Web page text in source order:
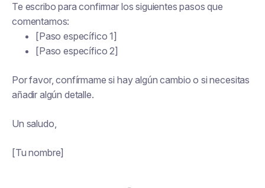
Te escribo para confirmar los siguientes pasos que
comentamos:
[Paso específico 1]
[Paso específico 2]
Por favor, confírmame si hay algún cambio o si necesitas
añadir algún detalle.
Un saludo,
[Tu nombre]